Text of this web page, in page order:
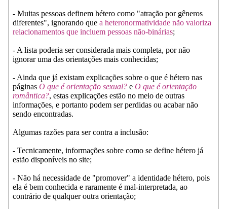
- Muitas pessoas definem hétero como "atração por gêneros
diferentes", ignorando que a heteronormatividade não valoriza
relacionamentos que incluem pessoas não-binárias;
- A lista poderia ser considerada mais completa, por não
ignorar uma das orientações mais conhecidas;
- Ainda que já existam explicações sobre o que é hétero nas
páginas O que é orientação sexual? e O que é orientação
romântica?, estas explicações estão no meio de outras
informações, e portanto podem ser perdidas ou acabar não
sendo encontradas.
Algumas razões para ser contra a inclusão:
- Tecnicamente, informações sobre como se define hétero já
estão disponíveis no site;
- Não há necessidade de "promover" a identidade hétero, pois
ela é bem conhecida e raramente é mal-interpretada, ao
contrário de qualquer outra orientação;